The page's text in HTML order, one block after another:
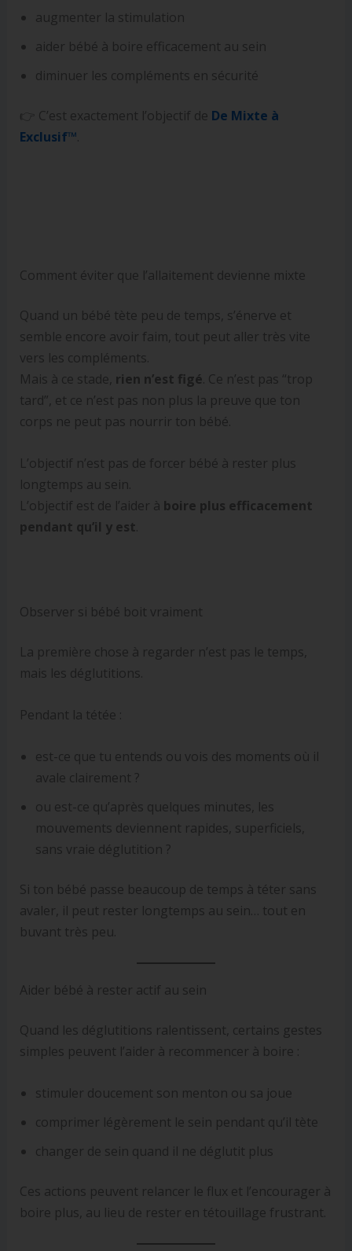
augmenter la stimulation
aider bébé à boire efficacement au sein
diminuer les compléments en sécurité
👉 C’est exactement l’objectif de De Mixte à
Exclusif™.
Comment éviter que l’allaitement devienne mixte
Quand un bébé tète peu de temps, s’énerve et
semble encore avoir faim, tout peut aller très vite
vers les compléments.
Mais à ce stade, rien n’est figé. Ce n’est pas “trop
tard”, et ce n’est pas non plus la preuve que ton
corps ne peut pas nourrir ton bébé.
L’objectif n’est pas de forcer bébé à rester plus
longtemps au sein.
L’objectif est de l’aider à boire plus efficacement
pendant qu’il y est.
Observer si bébé boit vraiment
La première chose à regarder n’est pas le temps,
mais les déglutitions.
Pendant la tétée :
est-ce que tu entends ou vois des moments où il
avale clairement ?
ou est-ce qu’après quelques minutes, les
mouvements deviennent rapides, superficiels,
sans vraie déglutition ?
Si ton bébé passe beaucoup de temps à téter sans
avaler, il peut rester longtemps au sein… tout en
buvant très peu.
Aider bébé à rester actif au sein
Quand les déglutitions ralentissent, certains gestes
simples peuvent l’aider à recommencer à boire :
stimuler doucement son menton ou sa joue
comprimer légèrement le sein pendant qu’il tète
changer de sein quand il ne déglutit plus
Ces actions peuvent relancer le flux et l’encourager à
boire plus, au lieu de rester en tétouillage frustrant.